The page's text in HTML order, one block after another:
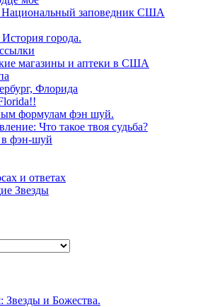
Национальный заповедник США
города.
магазины и аптеки в США
Флорида
формулам фэн шуй.
Что такое твоя судьба?
в фэн-шуй
и ответах
Звезды
и Божества.